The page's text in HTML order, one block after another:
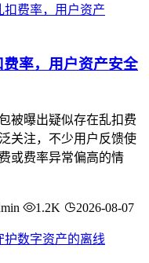
率，用户资产安全
被曝出疑似存在乱扣费
关注，不少用户反馈使
或费率异常偏高的情
1.2K 2026-08-07